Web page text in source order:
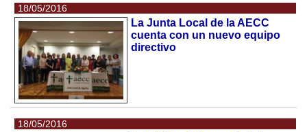
18/05/2016
La Junta Local de la AECC
cuenta con un nuevo equipo
directivo
18/05/2016